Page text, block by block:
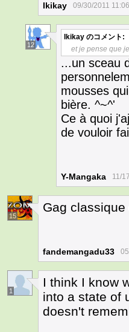
Ikikay 09/30/2011
12
Ikikay のコメント:
et je pense que
...un sceau
mousses
bière. ^~^'
Ce à quoi
de vouloir
Y-Mangaka 11/
15
Gag
fandemangadu33
1
I think I know
into a state of
doesn't